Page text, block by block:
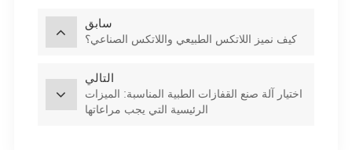
سابق
كيف نميز اللاتكس الطبيعي واللاتكس الصناعي؟
التالي
اختيار آلة صنع القفازات الطبية المناسبة: الميزات
الرئيسية التي يجب مراعاتها